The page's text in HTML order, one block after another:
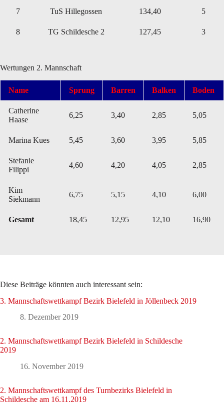
7 TuS Hillegossen 134,40 5
8 TG Schildesche 2 127,45 3
Wertungen 2. Mannschaft
Name Sprung Barren Balken Boden
Catherine
Haase
6,25 3,40 2,85 5,05
Marina Kues 5,45 3,60 3,95 5,85
Stefanie
Filippi
4,60 4,20 4,05 2,85
Kim
Siekmann
6,75 5,15 4,10 6,00
Gesamt 18,45 12,95 12,10 16,90
Diese Beiträge könnten auch interessant sein:
3. Mannschaftswettkampf Bezirk Bielefeld in Jöllenbeck 2019
8. Dezember 2019
2. Mannschaftswettkampf Bezirk Bielefeld in Schildesche
2019
16. November 2019
2. Mannschaftswettkampf des Turnbezirks Bielefeld in
Schildesche am 16.11.2019